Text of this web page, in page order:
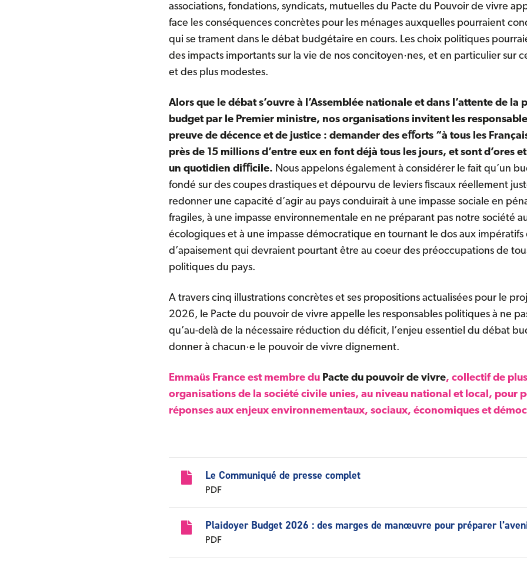
associations, fondations, syndicats, mutuelles du Pacte du Pouvoir de vivre
face les conséquences concrètes pour les ménages auxquelles pourraient
qui se trament dans le débat budgétaire en cours. Les choix politiques
des impacts importants sur la vie de nos concitoyen·nes, et en particulier sur
et des plus modestes.
Alors que le débat s’ouvre à l’Assemblée nationale et dans l’attente de la
budget par le Premier ministre, nos organisations invitent les
preuve de décence et de justice : demander des eﬀorts “à tous les
près de 15 millions d’entre eux en font déjà tous les jours, et sont d’ores
un quotidien diﬃcile. Nous appelons également à considérer le fait qu’un
fondé sur des coupes drastiques et dépourvu de leviers ﬁscaux réellement
redonner une capacité d’agir au pays conduirait à une impasse sociale en
fragiles, à une impasse environnementale en ne préparant pas notre société
écologiques et à une impasse démocratique en tournant le dos aux impératifs
d’apaisement qui devraient pourtant être au coeur des préoccupations de
politiques du pays.
A travers cinq illustrations concrètes et ses propositions actualisées pour le
2026, le Pacte du pouvoir de vivre appelle les responsables politiques à ne
qu’au-delà de la nécessaire réduction du déﬁcit, l’enjeu essentiel du débat
donner à chacun·e le pouvoir de vivre dignement.
Emmaüs France est membre du Pacte du pouvoir de vivre, collectif de
organisations de la société civile unies, au niveau national et local, pour
réponses aux enjeux environnementaux, sociaux, économiques et
Documents à télécharger
Le Communiqué de presse complet
PDF
Plaidoyer Budget 2026 : des marges de manœuvre pour préparer
PDF